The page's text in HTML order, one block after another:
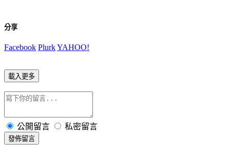
分享
Facebook PlurkYAHOO!
載入更多
公開留言 私密留言
發佈留言